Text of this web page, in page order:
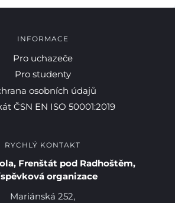
INFORMACE
Pro uchazeče
Pro studenty
osobních údajů
ČSN EN ISO 50001:2019
RYCHLÝ KONTAKT
Frenštát pod Radhoštěm,
organizace
Mariánská 252,